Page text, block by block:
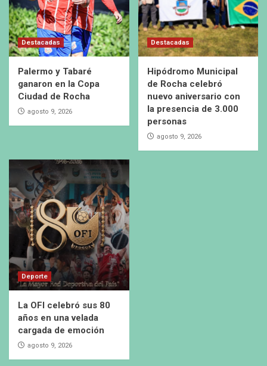
Destacadas
Palermo y Tabaré
ganaron en la Copa
Ciudad de Rocha
agosto 9, 2026
Destacadas
Hipódromo Municipal
de Rocha celebró
nuevo aniversario con
la presencia de 3.000
personas
agosto 9, 2026
Deporte
La OFI celebró sus 80
años en una velada
cargada de emoción
agosto 9, 2026